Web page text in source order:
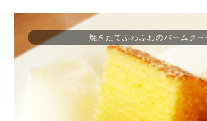
焼きたてふわふわのバームクー